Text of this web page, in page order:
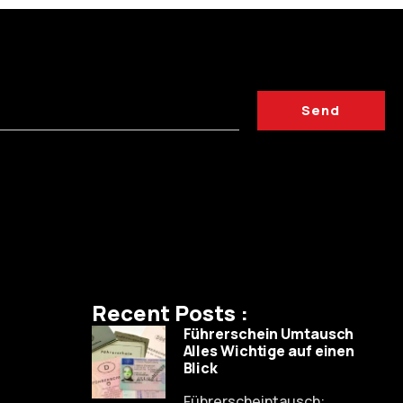
Send
Recent Posts :
Führerschein Umtausch
Alles Wichtige auf einen
Blick